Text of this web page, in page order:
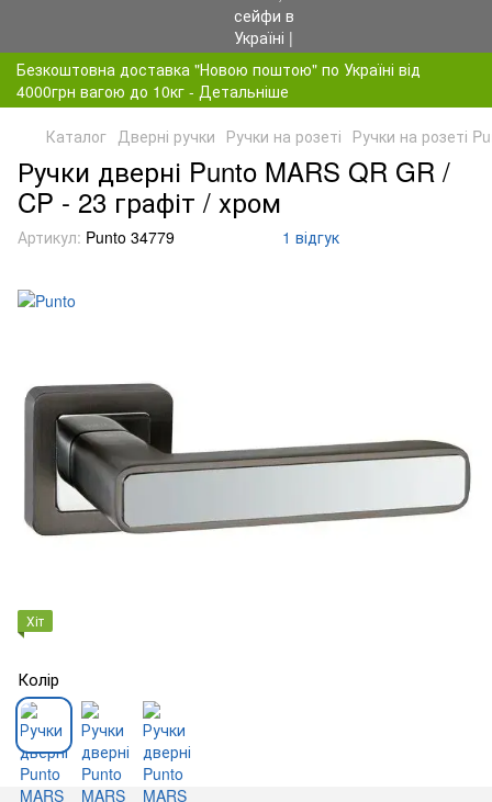
Безкоштовна доставка "Новою поштою" по Україні від
4000грн вагою до 10кг - Детальніше
Каталог Дверні ручки Ручки на розеті Ручки на розеті
Ручки дверні Punto MARS QR GR /
CP - 23 графіт / хром
Артикул: Punto 34779 1 відгук
Хіт
Колір